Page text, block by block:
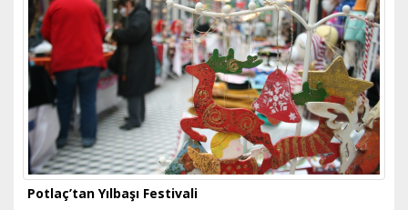
Potlaç’tan Yılbaşı Festivali